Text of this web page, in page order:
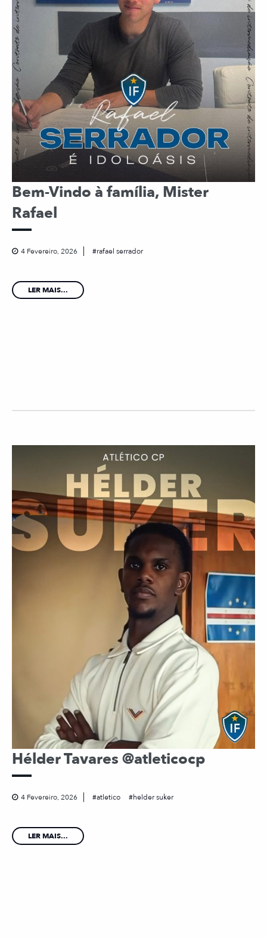
Bem-Vindo à família, Mister
Rafael
4 Fevereiro, 2026 rafael serrador
LER MAIS...
Hélder Tavares @atleticocp
4 Fevereiro, 2026 atletico helder suker
LER MAIS...